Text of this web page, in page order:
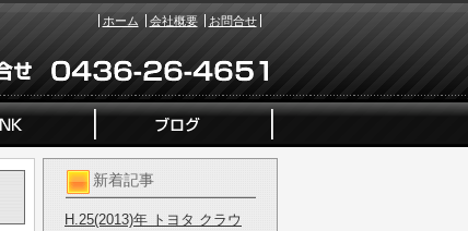
ホーム 会社概要 お問合せ
新着記事
H.25(2013)年 トヨタ クラウ